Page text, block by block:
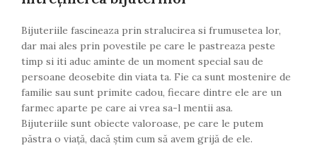
Bijuteriile fascineaza prin stralucirea si frumusetea lor,
dar mai ales prin povestile pe care le pastreaza peste
timp si iti aduc aminte de un moment special sau de
persoane deosebite din viata ta. Fie ca sunt mostenire de
familie sau sunt primite cadou, fiecare dintre ele are un
farmec aparte pe care ai vrea sa-l mentii asa.
Bijuteriile sunt obiecte valoroase, pe care le putem
păstra o viață, dacă știm cum să avem grijă de ele.